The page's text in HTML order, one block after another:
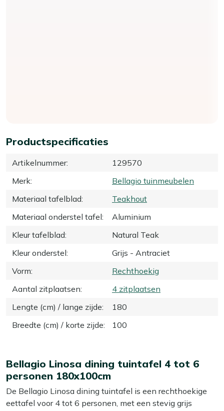
Productspecificaties
Artikelnummer:
129570
Merk:
Bellagio tuinmeubelen
Materiaal tafelblad:
Teakhout
Materiaal onderstel tafel:
Aluminium
Kleur tafelblad:
Natural Teak
Kleur onderstel:
Grijs - Antraciet
Vorm:
Rechthoekig
Aantal zitplaatsen:
4 zitplaatsen
Lengte (cm) / lange zijde:
180
Breedte (cm) / korte zijde: 100
Bellagio Linosa dining tuintafel 4 tot 6
personen 180x100cm
De Bellagio Linosa dining tuintafel is een rechthoekige
eettafel voor 4 tot 6 personen, met een stevig grijs